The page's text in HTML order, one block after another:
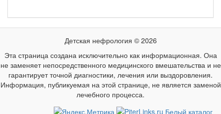
Детская нефрология © 2026
Эта страница создана исключительно как информационная. Она
не заменяет непосредственного медицинского вмешательства и не
гарантирует точной диагностики, лечения или выздоровления.
Информация, публикуемая на этой странице, не является заменой
лечебного процесса.